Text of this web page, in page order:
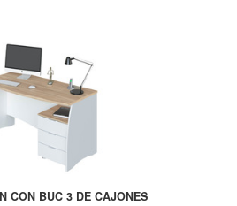
CON BUC 3 DE CAJONES